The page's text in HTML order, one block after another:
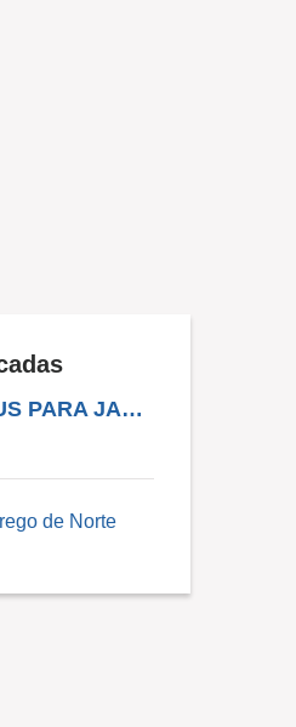
COBRADOR DE ÔNIBUS PARA JARAGUÁ
de Norte